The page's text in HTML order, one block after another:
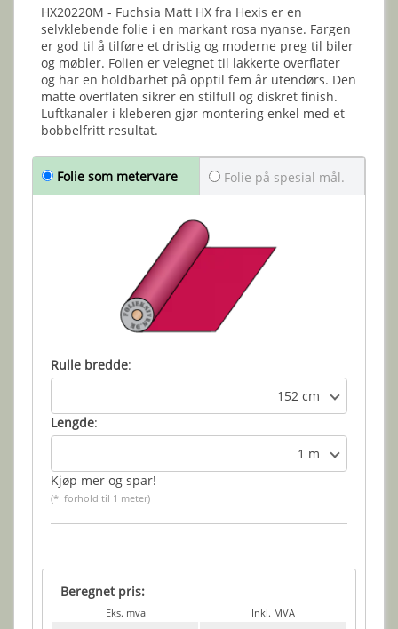
HX20220M - Fuchsia Matt HX fra Hexis er en
selvklebende folie i en markant rosa nyanse. Fargen
er god til å tilføre et dristig og moderne preg til biler
og møbler. Folien er velegnet til lakkerte overflater
og har en holdbarhet på opptil fem år utendørs. Den
matte overflaten sikrer en stilfull og diskret finish.
Luftkanaler i kleberen gjør montering enkel med et
bobbelfritt resultat.
Folie som metervare Folie på spesial mål.
Rulle bredde:
152 cm
Lengde:
1 m
Kjøp mer og spar!
(*I forhold til 1 meter)
Beregnet pris:
Eks. mva Inkl. MVA